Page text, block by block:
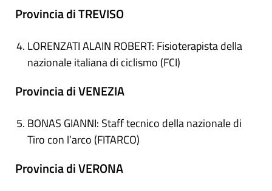
Provincia di TREVISO
LORENZATI ALAIN ROBERT: Fisioterapista della
nazionale italiana di ciclismo (FCI)
Provincia di VENEZIA
BONAS GIANNI: Staff tecnico della nazionale di
Tiro con l’arco (FITARCO)
Provincia di VERONA